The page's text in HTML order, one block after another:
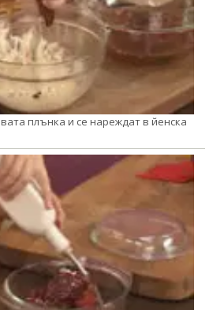
плънка и се нареждат в йенска